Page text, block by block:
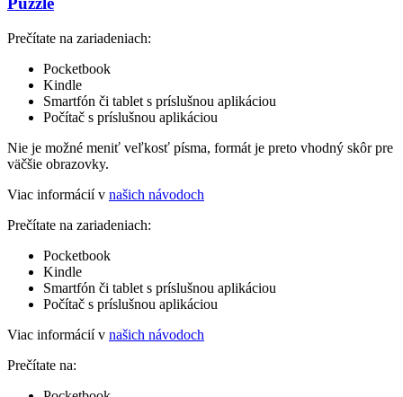
Prečítate na zariadeniach:
Pocketbook
Kindle
Smartfón či tablet s príslušnou aplikáciou
Počítač s príslušnou aplikáciou
Nie je možné meniť veľkosť písma, formát je preto vhodný skôr pre
väčšie obrazovky.
Viac informácií v našich návodoch
Prečítate na zariadeniach:
Pocketbook
Kindle
Smartfón či tablet s príslušnou aplikáciou
Počítač s príslušnou aplikáciou
Viac informácií v našich návodoch
Prečítate na: